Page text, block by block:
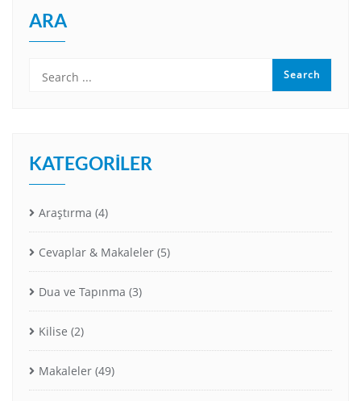
ARA
KATEGORILER
Araştırma (4)
Cevaplar & Makaleler (5)
Dua ve Tapınma (3)
Kilise (2)
Makaleler (49)